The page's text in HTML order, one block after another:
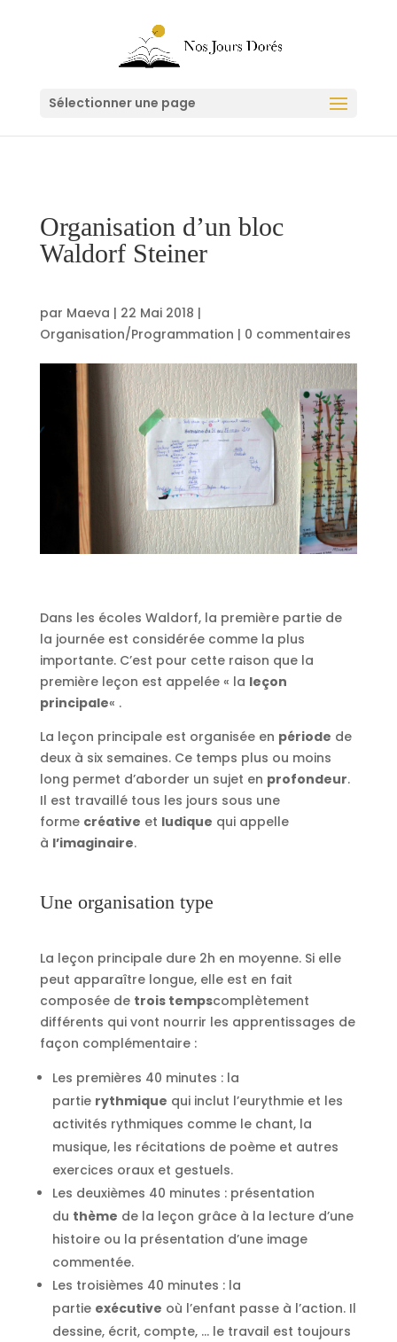
Sélectionner une page
Organisation d’un bloc
Waldorf Steiner
par Maeva | 22 Mai 2018 |
Organisation/Programmation | 0 commentaires
Dans les écoles Waldorf, la première partie de
la journée est considérée comme la plus
importante. C’est pour cette raison que la
première leçon est appelée « la leçon
principale« .
La leçon principale est organisée en période de
deux à six semaines. Ce temps plus ou moins
long permet d’aborder un sujet en profondeur.
Il est travaillé tous les jours sous une
forme créative et ludique qui appelle
à l’imaginaire.
Une organisation type
La leçon principale dure 2h en moyenne. Si elle
peut apparaître longue, elle est en fait
composée de trois tempscomplètement
différents qui vont nourrir les apprentissages de
façon complémentaire :
Les premières 40 minutes : la
partie rythmique qui inclut l’eurythmie et les
activités rythmiques comme le chant, la
musique, les récitations de poème et autres
exercices oraux et gestuels.
Les deuxièmes 40 minutes : présentation
du thème de la leçon grâce à la lecture d’une
histoire ou la présentation d’une image
commentée.
Les troisièmes 40 minutes : la
partie exécutive où l’enfant passe à l’action. Il
dessine, écrit, compte, … le travail est toujours